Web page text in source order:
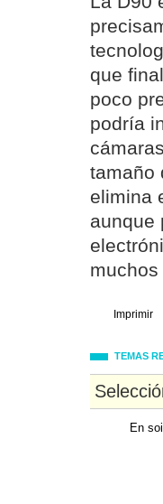
que
poco
podría
tamaño
elimina
aunque
Imprimir
TEMAS
En